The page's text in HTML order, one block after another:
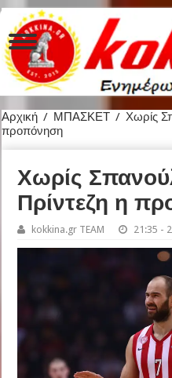
Αρχική / ΜΠΑΣΚΕΤ / Χωρίς
προπόνηση
Χωρίς
Πρίντεζη η
kokkina.gr TEAM 21:35 -